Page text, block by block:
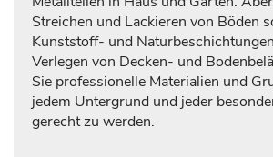
Streichen und Lackieren von Böden
Kunststoff- und
Verlegen von Decken- und
Sie professionelle Materialien und
jedem Untergrund und jeder
gerecht zu werden.